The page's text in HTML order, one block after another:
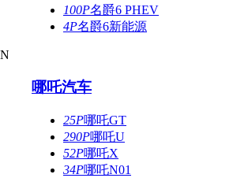
100P名爵6 PHEV
4P名爵6新能源
N
哪吒汽车
25P哪吒GT
290P哪吒U
52P哪吒X
34P哪吒N01